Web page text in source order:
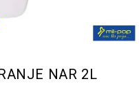
NAR 2L